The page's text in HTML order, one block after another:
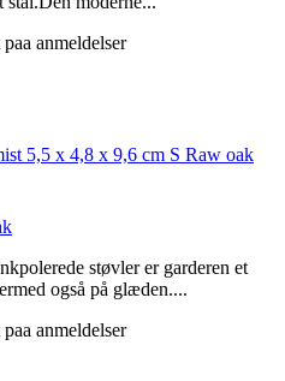
anmeldelser
støvler er garderen et
også på glæden....
anmeldelser